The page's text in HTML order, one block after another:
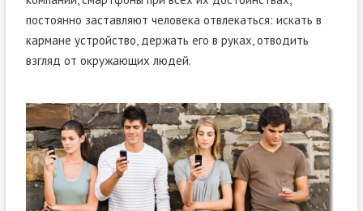
постоянно заставляют человека отвлекаться: искать в
кармане устройство, держать его в руках, отводить
взгляд от окружающих людей.